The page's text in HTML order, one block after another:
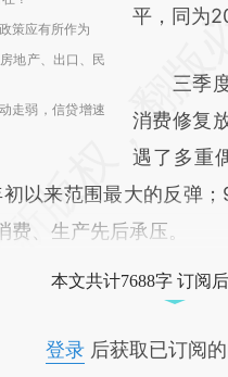
策应有所作为
地产、出口、民
走弱，信贷增速
平，同为
三季度
消费修复
遇了多重
以来范围最大的反弹
、生产先后承压。
本文共计7688字 订阅
登录后获取已订阅